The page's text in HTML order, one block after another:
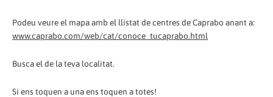
Podeu veure el mapa amb el llistat de centres de Caprabo anant a:
www.caprabo.com/web/cat/conoce_tucaprabo.html
Busca el de la teva localitat.
Si ens toquen a una ens toquen a totes!